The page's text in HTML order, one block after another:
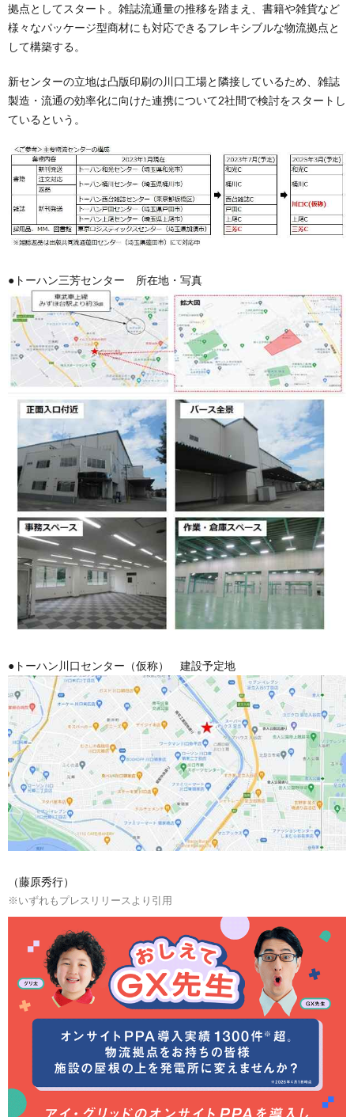
拠点としてスタート。雑誌流通量の推移を踏まえ、書籍や雑貨など
様々なパッケージ型商材にも対応できるフレキシブルな物流拠点と
して構築する。
新センターの立地は凸版印刷の川口工場と隣接しているため、雑誌
製造・流通の効率化に向けた連携について2社間で検討をスタートし
ているという。
●トーハン三芳センター 所在地・写真
●トーハン川口センター（仮称） 建設予定地
（藤原秀行）
※いずれもプレスリリースより引用